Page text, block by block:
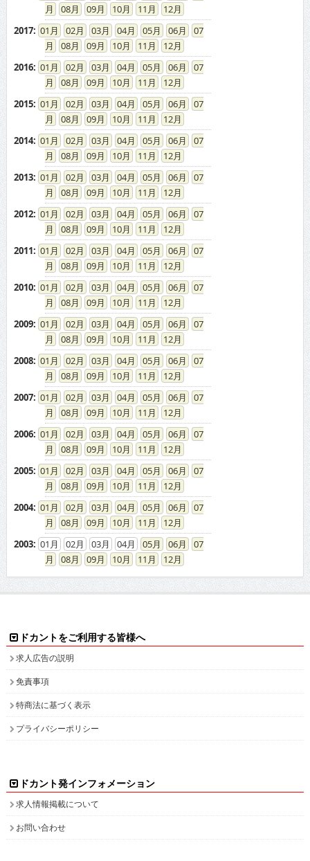
08
09 10 11
12
2017: 01 02 03 04 05 06
07
08
09 10 11
12
2016: 01 02 03 04 05 06
07
08
09 10 11
12
2015: 01 02 03 04 05 06
07
08
09 10 11
12
2014: 01 02 03 04 05 06
07
08
09 10 11
12
2013: 01 02 03 04 05 06
07
08
09 10 11
12
2012: 01 02 03 04 05 06
07
08
09 10 11
12
2011: 01 02 03 04 05 06
07
08
09 10 11
12
2010: 01 02 03 04 05 06
07
08
09 10 11
12
2009: 01 02 03 04 05 06
07
08
09 10 11
12
2008: 01 02 03 04 05 06
07
08
09 10 11
12
2007: 01 02 03 04 05 06
07
08
09 10 11
12
2006: 01 02 03 04 05 06
07
08
09 10 11
12
2005: 01 02 03 04 05 06
07
08
09 10 11
12
2004: 01 02 03 04 05 06
07
08
09 10 11
12
2003: 01 02 03 04 05 06
07
08
09 10 11 12
ドカントをご利用する皆様へ
求人広告の説明
免責事項
特商法に基づく表示
プライバシーポリシー
ドカント発インフォメーション
求人情報掲載について
お問い合わせ